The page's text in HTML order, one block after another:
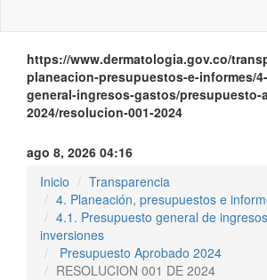
https://www.dermatologia.gov.co/
planeacion-presupuestos-e-informes/
general-ingresos-gastos/presupuesto-
2024/resolucion-001-2024
ago 8, 2026 04:16
Inicio
Transparencia
4. Planeación, presupuestos e
4.1. Presupuesto general de
inversiones
Presupuesto Aprobado 2024
RESOLUCION 001 DE 2024